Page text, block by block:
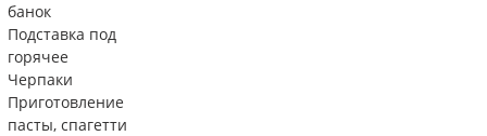
банок
Подставка под
горячее
Черпаки
Приготовление
пасты, спагетти